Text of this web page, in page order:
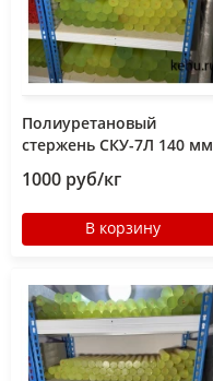
Полиуретановый
стержень СКУ-7Л 140 мм
1000 руб/кг
В корзину